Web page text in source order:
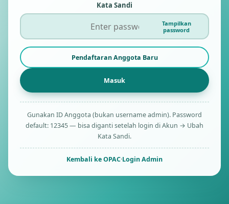
Kata Sandi
Tampilkan
password
Pendaftaran Anggota Baru
Gunakan ID Anggota (bukan username admin). Password
default: 12345 — bisa diganti setelah login di Akun → Ubah
Kata Sandi.
Kembali ke OPAC·Login Admin